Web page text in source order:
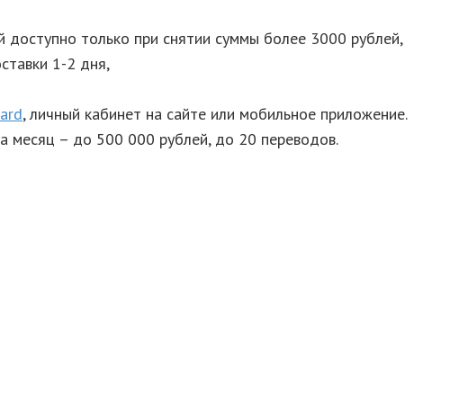
только при снятии суммы более 3000 рублей,
1-2 дня,
, личный кабинет на сайте или мобильное приложение.
месяц – до 500 000 рублей, до 20 переводов.